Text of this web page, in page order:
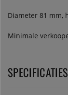
Diameter 81 mm,
Minimale
SPECIFICATIES